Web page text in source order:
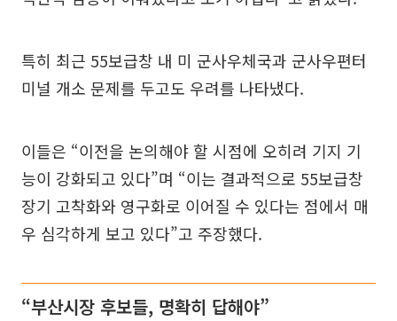
특히 최근 55보급창 내 미 군사우체국과 군사우편터
미널 개소 문제를 두고도 우려를 나타냈다.
이들은 “이전을 논의해야 할 시점에 오히려 기지 기
능이 강화되고 있다”며 “이는 결과적으로 55보급창
장기 고착화와 영구화로 이어질 수 있다는 점에서 매
우 심각하게 보고 있다”고 주장했다.
“부산시장 후보들, 명확히 답해야”